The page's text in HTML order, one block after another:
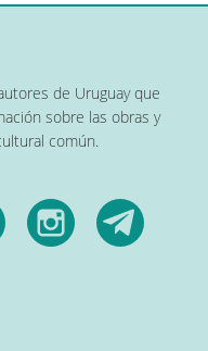
de Uruguay que
sobre las obras y
común.